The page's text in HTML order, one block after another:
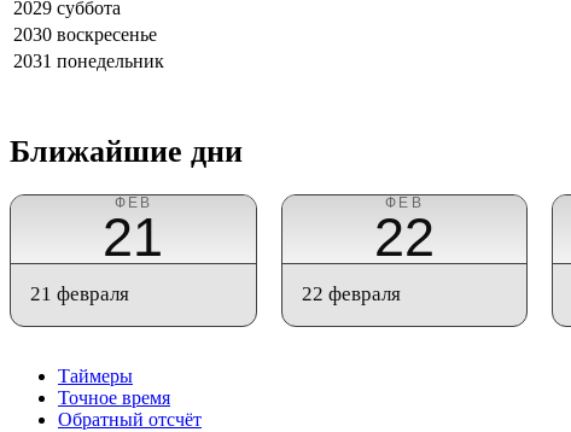
2029 суббота
2030 воскресенье
2031 понедельник
Ближайшие дни
ФЕВ
21
21 февраля
ФЕВ
22
22 февраля
Таймеры
Точное время
Обратный отсчёт